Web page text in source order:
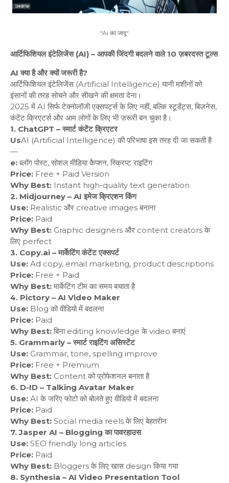
"Ai का जादू"
आर्टिफिशियल इंटेलिजेंस (AI) – आपकी जिंदगी बदलने वाले 10 ज़बरदस्त टूल्स
AI क्या है और क्यों जरूरी है?
आर्टिफिशियल इंटेलिजेंस (Artificial Intelligence) यानी मशीनों को
इंसानों की तरह सोचने और सीखने की क्षमता देना।
2025 में AI सिर्फ टेक्नोलॉजी एक्सपर्ट्स के लिए नहीं, बल्कि स्टूडेंट्स, बिज़नेस,
कंटेंट क्रिएटर्स और आम लोगों के लिए भी ज़रूरी बन चुका है।
1. ChatGPT – स्मार्ट कंटेंट क्रिएटर
UsAI (Artificial Intelligence) की परिभाषा इस तरह दी जा सकती है
—
e: ब्लॉग पोस्ट, सोशल मीडिया कैप्शन, स्क्रिप्ट राइटिंग
Price: Free + Paid Version
Why Best: Instant high-quality text generation
2. Midjourney – AI इमेज क्रिएशन किंग
Use: Realistic और creative images बनाना
Price: Paid
Why Best: Graphic designers और content creators के
लिए perfect
3. Copy.ai – मार्केटिंग कंटेंट एक्सपर्ट
Use: Ad copy, email marketing, product descriptions
Price: Free + Paid
Why Best: मार्केटिंग टीम का समय बचाता है
4. Pictory – AI Video Maker
Use: Blog को वीडियो में बदलना
Price: Paid
Why Best: बिना editing knowledge के video बनाएं
5. Grammarly – स्मार्ट राइटिंग असिस्टेंट
Use: Grammar, tone, spelling improve
Price: Free + Premium
Why Best: Content को प्रोफेशनल बनाता है
6. D-ID – Talking Avatar Maker
Use: AI के जरिए फोटो को बोलते हुए वीडियो में बदलना
Price: Paid
Why Best: Social media reels के लिए बेहतरीन
7. Jasper AI – Blogging का पावरहाउस
Use: SEO friendly long articles
Price: Paid
Why Best: Bloggers के लिए खास design किया गया
8. Synthesia – AI Video Presentation Tool